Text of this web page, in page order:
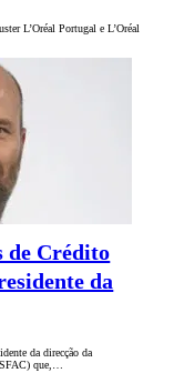
L’Oréal Portugal e L’Oréal
de Crédito
da
da direcção da
que,…